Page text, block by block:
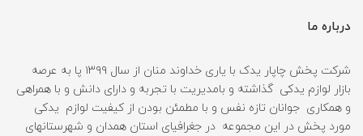
درباره ما
شرکت پخش چاپار یدک با یاری خداوند منان از سال ۱۳۹۹ پا به عرصه
بازار لوازم یدکی گذاشته و بامدیریت با تجربه و دارای دانش و با همراهی
و همکاری جوانان تازه نفس و با مطمئن بودن از کیفیت لوازم یدکی
مورد پخش در این مجموعه در جغرافیای استان همدان و شهرستانهای